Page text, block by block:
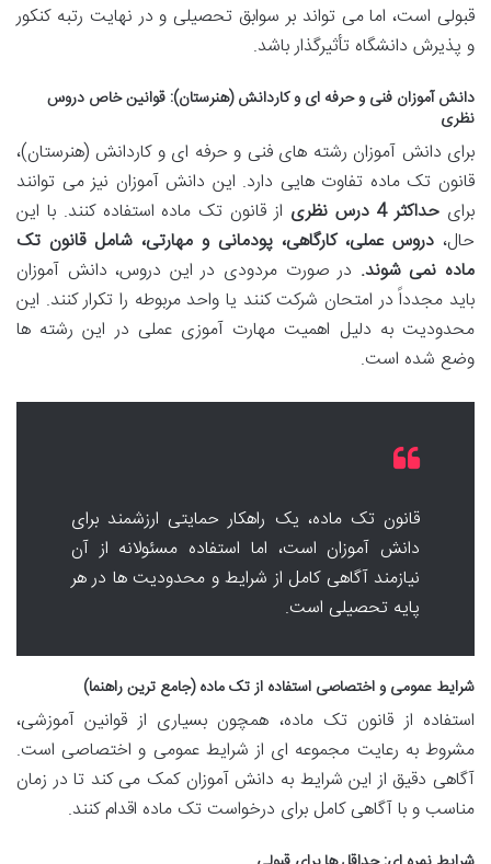
قبولی است، اما می تواند بر سوابق تحصیلی و در نهایت رتبه کنکور
و پذیرش دانشگاه تأثیرگذار باشد.
دانش آموزان فنی و حرفه ای و کاردانش (هنرستان): قوانین خاص دروس
نظری
برای دانش آموزان رشته های فنی و حرفه ای و کاردانش (هنرستان)،
قانون تک ماده تفاوت هایی دارد. این دانش آموزان نیز می توانند
برای حداکثر 4 درس نظری
از قانون تک ماده استفاده کنند. با این
حال، دروس عملی، کارگاهی، پودمانی و مهارتی، شامل قانون تک
ماده نمی شوند. در صورت مردودی در این دروس، دانش آموزان
باید مجدداً در امتحان شرکت کنند یا واحد مربوطه را تکرار کنند. این
محدودیت به دلیل اهمیت مهارت آموزی عملی در این رشته ها
وضع شده است.
قانون تک ماده، یک راهکار حمایتی ارزشمند برای
دانش آموزان است، اما استفاده مسئولانه از آن
نیازمند آگاهی کامل از شرایط و محدودیت ها در هر
پایه تحصیلی است.
شرایط عمومی و اختصاصی استفاده از تک ماده (جامع ترین راهنما)
استفاده از قانون تک ماده، همچون بسیاری از قوانین آموزشی،
مشروط به رعایت مجموعه ای از شرایط عمومی و اختصاصی است.
آگاهی دقیق از این شرایط به دانش آموزان کمک می کند تا در زمان
مناسب و با آگاهی کامل برای درخواست تک ماده اقدام کنند.